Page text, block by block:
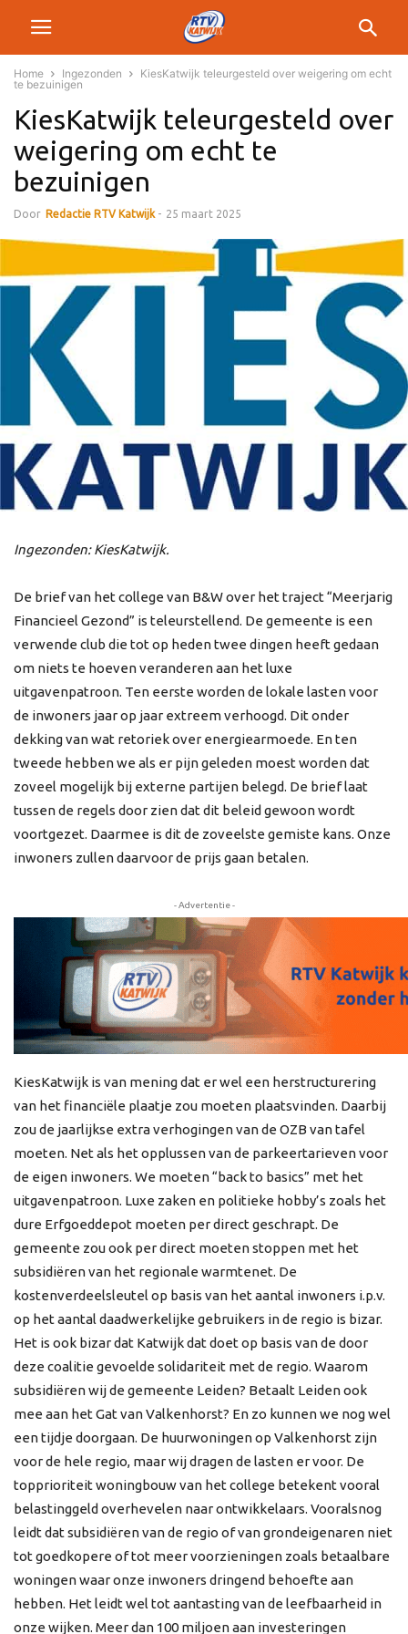
Home Ingezonden
KiesKatwijk teleurgesteld over weigering om echt
te bezuinigen
KiesKatwijk teleurgesteld over
weigering om echt te
bezuinigen
Door Redactie RTV Katwijk - 25 maart 2025
Ingezonden: KiesKatwijk.
De brief van het college van B&W over het traject “Meerjarig
Financieel Gezond” is teleurstellend. De gemeente is een
verwende club die tot op heden twee dingen heeft gedaan
om niets te hoeven veranderen aan het luxe
uitgavenpatroon. Ten eerste worden de lokale lasten voor
de inwoners jaar op jaar extreem verhoogd. Dit onder
dekking van wat retoriek over energiearmoede. En ten
tweede hebben we als er pijn geleden moest worden dat
zoveel mogelijk bij externe partijen belegd. De brief laat
tussen de regels door zien dat dit beleid gewoon wordt
voortgezet. Daarmee is dit de zoveelste gemiste kans. Onze
inwoners zullen daarvoor de prijs gaan betalen.
- Advertentie -
KiesKatwijk is van mening dat er wel een herstructurering
van het financiële plaatje zou moeten plaatsvinden. Daarbij
zou de jaarlijkse extra verhogingen van de OZB van tafel
moeten. Net als het opplussen van de parkeertarieven voor
de eigen inwoners. We moeten “back to basics” met het
uitgavenpatroon. Luxe zaken en politieke hobby’s zoals het
dure Erfgoeddepot moeten per direct geschrapt. De
gemeente zou ook per direct moeten stoppen met het
subsidiëren van het regionale warmtenet. De
kostenverdeelsleutel op basis van het aantal inwoners i.p.v.
op het aantal daadwerkelijke gebruikers in de regio is bizar.
Het is ook bizar dat Katwijk dat doet op basis van de door
deze coalitie gevoelde solidariteit met de regio. Waarom
subsidiëren wij de gemeente Leiden? Betaalt Leiden ook
mee aan het Gat van Valkenhorst? En zo kunnen we nog wel
een tijdje doorgaan. De huurwoningen op Valkenhorst zijn
voor de hele regio, maar wij dragen de lasten er voor. De
topprioriteit woningbouw van het college betekent vooral
belastinggeld overhevelen naar ontwikkelaars. Vooralsnog
leidt dat subsidiëren van de regio of van grondeigenaren niet
tot goedkopere of tot meer voorzieningen zoals betaalbare
woningen waar onze inwoners dringend behoefte aan
hebben. Het leidt wel tot aantasting van de leefbaarheid in
onze wijken. Meer dan 100 miljoen aan investeringen